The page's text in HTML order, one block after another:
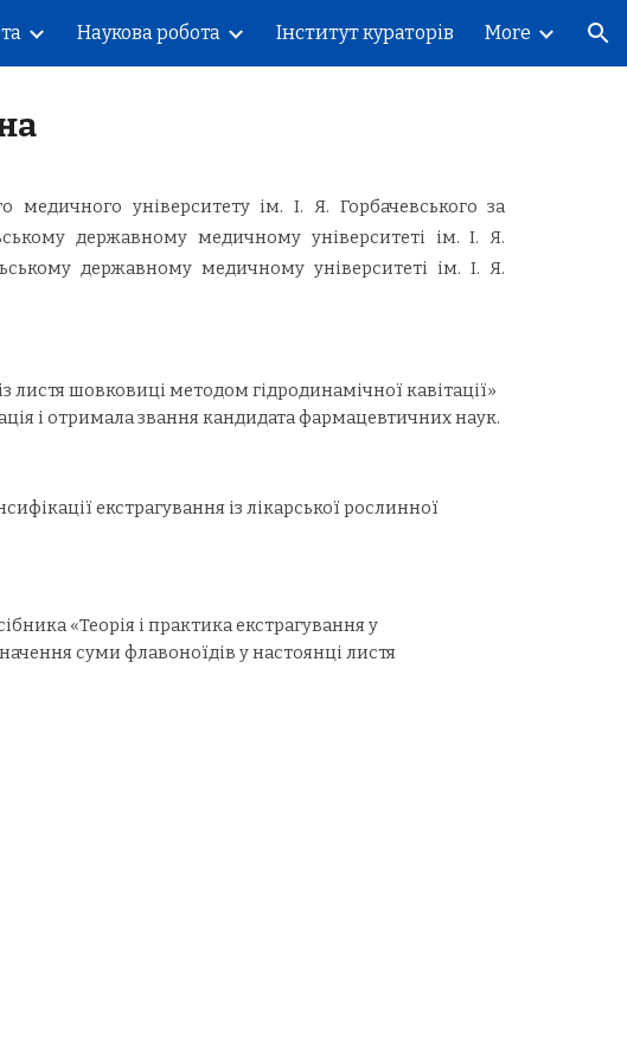
to navigationНаукова робота Інститут кураторів More
університету ім. І. Я. Горбачевського за
державному медичному університеті ім. І. Я.
державному медичному університеті ім. І. Я.
листя шовковиці методом гідродинамічної кавітації»
і отримала звання кандидата фармацевтичних наук.
екстрагування із лікарської рослинної
«Теорія і практика екстрагування у
суми флавоноїдів у настоянці листя